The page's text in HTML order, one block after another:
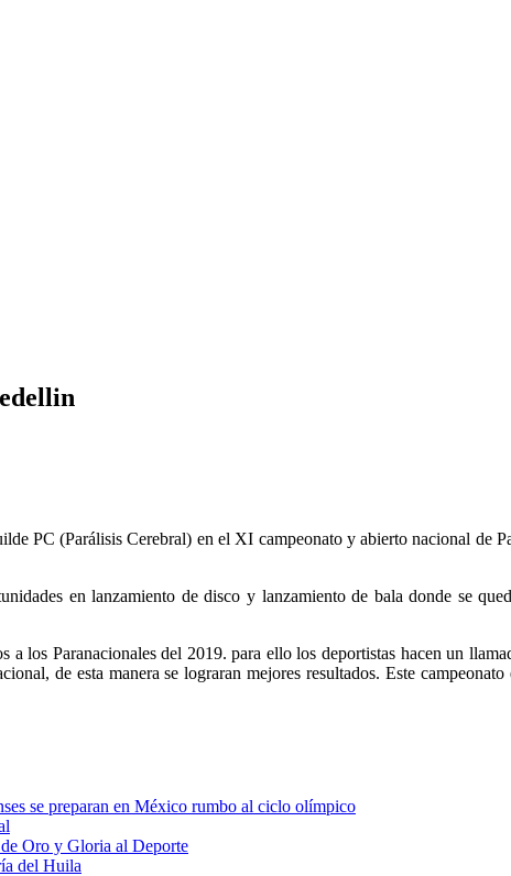
PC (Parálisis Cerebral) en el XI campeonato y abierto nacional de
en lanzamiento de disco y lanzamiento de bala donde se
los Paranacionales del 2019. para ello los deportistas hacen un
de esta manera se lograran mejores resultados. Este
se preparan en México rumbo al ciclo olímpico
Oro y Gloria al Deporte
del Huila